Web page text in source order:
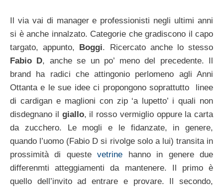
Il via vai di manager e professionisti negli ultimi anni
si è anche innalzato. Categorie che gradiscono il capo
targato, appunto, Boggi. Ricercato anche lo stesso
Fabio D, anche se un po’ meno del precedente. Il
brand ha radici che attingonio perlomeno agli Anni
Ottanta e le sue idee ci propongono soprattutto linee
di cardigan e maglioni con zip ‘a lupetto’ i quali non
disdegnano il giallo, il rosso vermiglio oppure la carta
da zucchero. Le mogli e le fidanzate, in genere,
quando l’uomo (Fabio D si rivolge solo a lui) transita in
prossimità di questevetrine hanno in genere due
differenmti atteggiamenti da mantenere. Il primo è
quello dell’invito ad entrare e provare. Il secondo,